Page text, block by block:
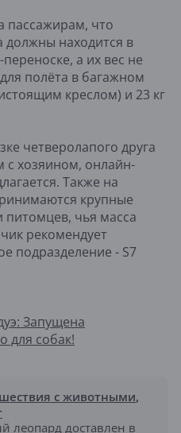
пассажирам, что
находится в
а их вес не
полёта в багажном
креслом) и 23 кг
четверолапого друга
с хозяином, онлайн-
Также на
крупные
питомцев, чья масса
рекомендует
подразделение - S7
Запущена
для собак!
с животными,
леопард доставлен в